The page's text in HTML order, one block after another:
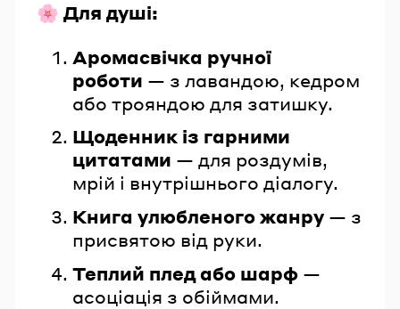
🌸 Для душі:
Аромасвічка ручної
роботи — з лавандою, кедром
або трояндою для затишку.
Щоденник із гарними
цитатами — для роздумів,
мрій і внутрішнього діалогу.
Книга улюбленого жанру — з
присвятою від руки.
Теплий плед або шарф —
асоціація з обіймами.